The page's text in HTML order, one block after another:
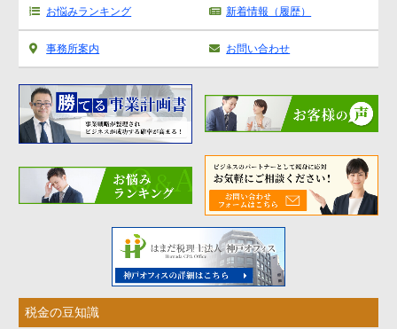
お悩みランキング 新着情報（履歴）
事務所案内 お問い合わせ
税金の豆知識